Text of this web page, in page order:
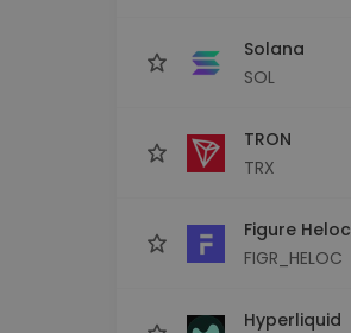
Solana
SOL
TRON
TRX
Figure Heloc
FIGR_HELOC
Hyperliquid